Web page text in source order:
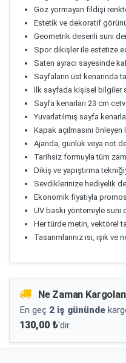
Göz yormayan fildişi
Estetik ve dekoratif
Geometrik desenli suni
Spor dikişler ile estetize
Saten ayracı sayesinde
Sayfaların üst kenarında
İlk sayfada kişisel bilgiler
Sayfa kenarları 23 cm
Yuvarlatılmış sayfa
Kapak açılmasını
Ajanda, günlük veya not
Tarihsiz formuyla tüm
Dikiş ve yapıştırma
Sevdiklerinize hediyelik
Ekonomik fiyatıyla
UV baskı yöntemiyle
Her türde metin, vektörel
Tasarımlarınız ısı, ışık
Ne Zaman
En geç 2 iş gününde
130,00 ₺'dir.